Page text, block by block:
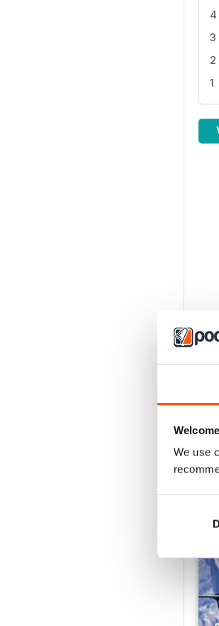
We use
4
3
2
1